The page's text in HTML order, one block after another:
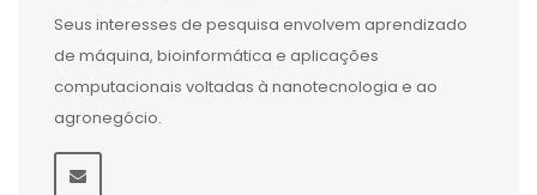
Seus interesses de pesquisa envolvem aprendizado
de máquina, bioinformática e aplicações
computacionais voltadas à nanotecnologia e ao
agronegócio.